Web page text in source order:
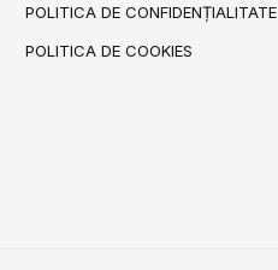
POLITICA DE CONFIDENȚIALITATE
POLITICA DE COOKIES